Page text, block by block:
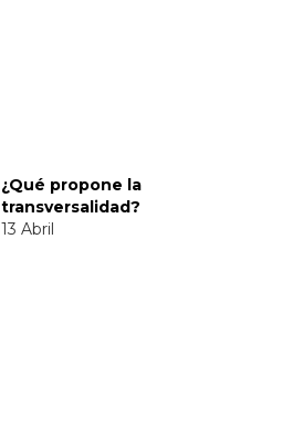
¿Qué propone la
transversalidad?
13 Abril